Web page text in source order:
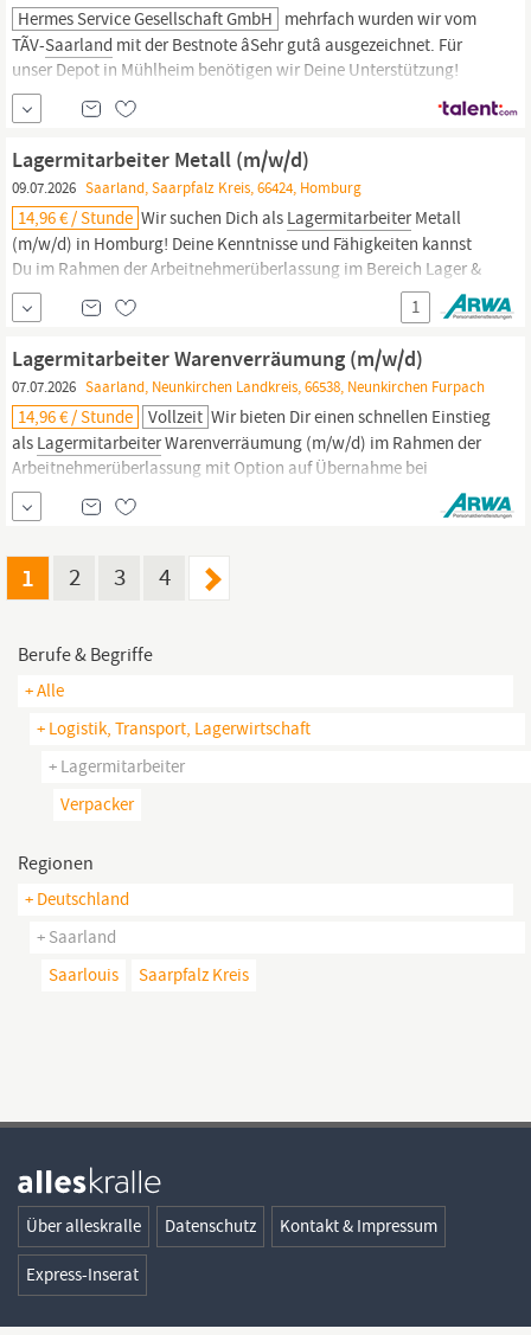
Hermes Service Gesellschaft GmbH mehrfach wurden wir vom
TÃV-Saarland mit der Bestnote âSehr gutâ ausgezeichnet. Für
unser Depot in Mühlheim benötigen wir Deine Unterstützung!
Werde Teil des erfolgreichen Teams der HSG Hermes Service
Gesellschaft mbH, einer 100% Tochter des Hermes Einrichtungs
Service, und profitiere von vielen Vorteilen. Es kann sofort
losgehen!
Lagermitarbeiter Metall (m/w/d)
09.07.2026 Saarland, Saarpfalz Kreis, 66424, Homburg
14,96 € / Stunde Wir suchen Dich als LagermitarbeiterMetall
(m/w/d) in Homburg! Deine Kenntnisse und Fähigkeiten kannst
Du im Rahmen der Arbeitnehmerüberlassung im Bereich Lager &
Logistik vertiefen. Dein Job ist in Vollzeit, SchichtWochenende
und Du erhältst 14,96 € pro Stunde. Wir bieten Dir
1
Lagermitarbeiter Warenverräumung (m/w/d)
07.07.2026 Saarland, Neunkirchen Landkreis, 66538, Neunkirchen Furpach
14,96 € / Stunde Vollzeit Wir bieten Dir einen schnellen Einstieg
als LagermitarbeiterWarenverräumung (m/w/d) im Rahmen der
Arbeitnehmerüberlassung mit Option auf Übernahme bei
unserem Kunden in der Branche Lager & Logistik an. Dein neuer
Job ist in Vollzeit und befindet sich in Neunkirchen. Deine
wir
1 2 3 4
Berufe & Begriffe
+ Alle
+ Logistik, Transport, Lagerwirtschaft
+ Lagermitarbeiter
Verpacker
Regionen
+ Deutschland
+ Saarland
Saarlouis
Saarpfalz Kreis
Über alleskralle Datenschutz Kontakt & Impressum
Express-Inserat